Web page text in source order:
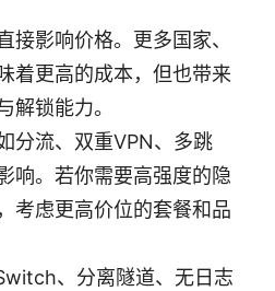
接影响价格。更多国家、
着更高的成本，但也带来
解锁能力。
分流、双重VPN、多跳
响。若你需要高强度的隐
考虑更高价位的套餐和品
、分离隧道、无日志